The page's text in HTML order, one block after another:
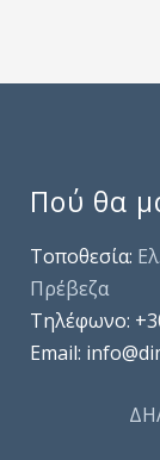
Πού θα
Τοποθεσία:
Πρέβεζα
Τηλέφωνo:
Email: